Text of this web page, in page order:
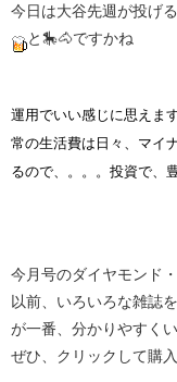
今日は大谷先週が投げ
と🎠🐴ですかね
運用でいい感じに思えま
常の生活費は日々、マイ
るので、。。。投資で、
今月号のダイヤモンド
以前、いろいろな雑誌
が一番、分かりやすくい
ぜひ、クリックして購